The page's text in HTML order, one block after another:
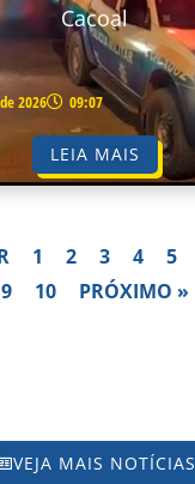
Cacoal
2026 09:07
LEIA MAIS
1 2 3 4 5
9
10 PRÓXIMO »
VEJA MAIS NOTÍCIAS